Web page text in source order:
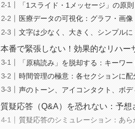
「1スライド・1メッセージ」の原
医療データの可視化：グラフ・画
文字は少なく、大きく、シンプル
本番で緊張しない！効果的なリハー
「原稿読み」を脱却する：キーワ
時間管理の極意：各セクションに
声のトーン、アイコンタクト、ボ
質疑応答（Q&A）を恐れない：予
質疑応答のシミュレーション：あ